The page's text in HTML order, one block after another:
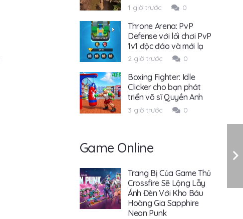
1 giờ trước 0
Throne Arena: PvP
Defense với lối chơi PvP
1v1 độc đáo và mới lạ
2 giờ trước 0
Boxing Fighter: Idle
Clicker cho bạn phát
triển võ sĩ Quyền Anh
3 giờ trước 0
Game Online
Trang Bị Của Game Thủ
Crossfire Sẽ Lộng Lẫy
Ánh Đèn Với Kho Báu
Hoàng Gia Sapphire
Neon Punk